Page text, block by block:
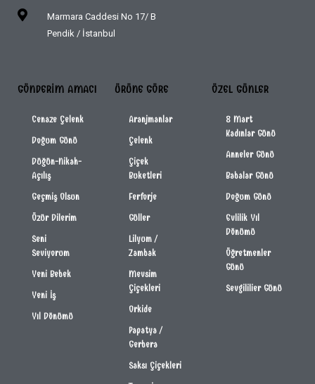
Marmara Caddesi No 17/ B
Pendik / İstanbul
GÖNDERIM AMACI
Cenaze Çelenk
Doğum Günü
Düğün-Nikah-
Açılış
Geçmiş Olsun
Özür Dilerim
Seni
Seviyorum
Yeni Bebek
Yeni İş
Yıl Dönümü
ÜRÜNE GÖRE
Aranjmanlar
Çelenk
Çiçek
Buketleri
Ferforje
Güller
Lilyum /
Zambak
Mevsim
Çiçekleri
Orkide
Papatya /
Gerbera
Saksı Çiçekleri
ÖZEL GÜNLER
8 Mart
Kadınlar Günü
Anneler Günü
Babalar Günü
Doğum Günü
Evlilik Yıl
Dönümü
Öğretmenler
Günü
Sevgililier Günü